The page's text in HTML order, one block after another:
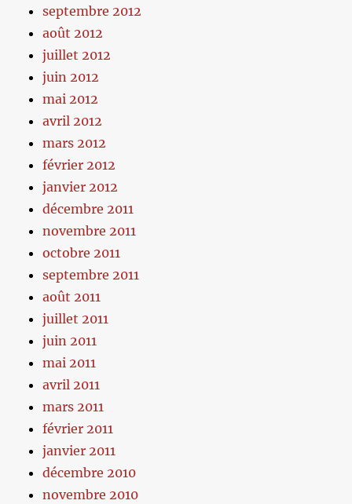
septembre 2012
août 2012
juillet 2012
juin 2012
mai 2012
avril 2012
mars 2012
février 2012
janvier 2012
décembre 2011
novembre 2011
octobre 2011
septembre 2011
août 2011
juillet 2011
juin 2011
mai 2011
avril 2011
mars 2011
février 2011
janvier 2011
décembre 2010
novembre 2010